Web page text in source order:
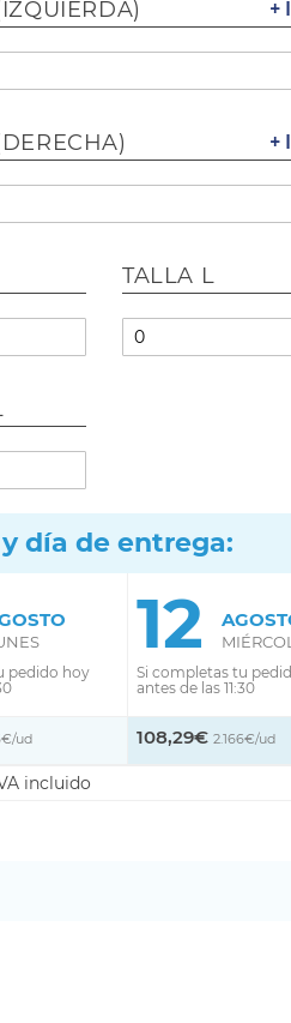
+
+
TALLA L
día de entrega:
pedido hoy
12
Si completas tu
antes de las 11:30
ud 108,29€ 2.166€/ud
incluido